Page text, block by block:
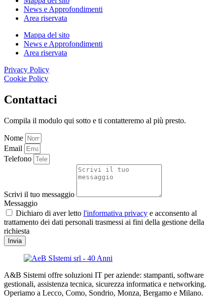
News e Approfondimenti
Area riservata
Mappa del sito
News e Approfondimenti
Area riservata
Privacy Policy
Cookie Policy
Contattaci
Compila il modulo qui sotto e ti contatteremo al più presto.
Nome
Email
Telefono
Scrivi il tuo messaggio
Messaggio
Dichiaro di aver letto l'informativa privacy e acconsento al
trattamento dei dati personali trasmessi ai fini della gestione della
richiesta
Invia
A&B Sistemi offre soluzioni IT per aziende: stampanti, software
gestionali, assistenza tecnica, sicurezza informatica e networking.
Operiamo a Lecco, Como, Sondrio, Monza, Bergamo e Milano.